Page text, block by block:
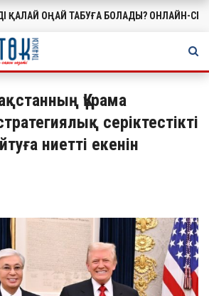
ҚАЛАЙ ОҢАЙ ТАБУҒА БОЛАДЫ? ОНЛАЙН-
Құрама
серіктестікті
ниетті екенін